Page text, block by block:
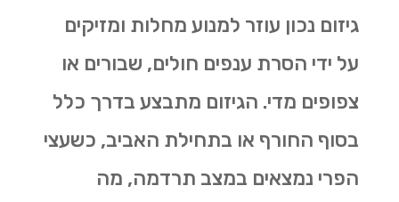
גיזום נכון עוזר למנוע מחלות ומזיקים
על ידי הסרת ענפים חולים, שבורים או
צפופים מדי. הגיזום מתבצע בדרך כלל
בסוף החורף או בתחילת האביב, כשעצי
הפרי נמצאים במצב תרדמה, מה